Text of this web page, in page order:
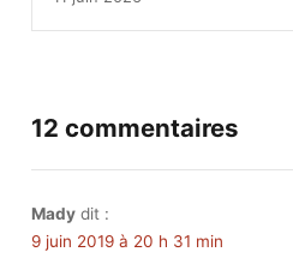
12 commentaires
Mady dit :
9 juin 2019 à 20 h 31 min